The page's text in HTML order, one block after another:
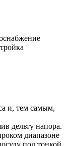
и, тем самым,
дельту напора.
диапазоне
под тонкой